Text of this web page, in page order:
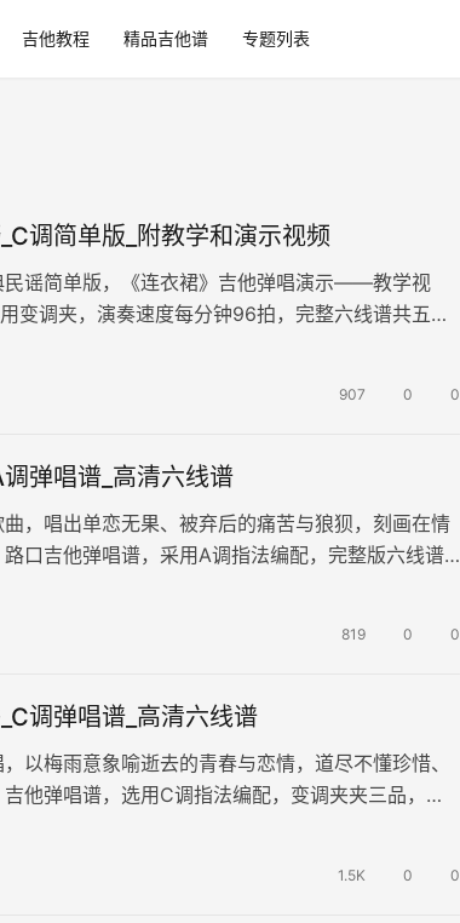
吉他教程 精品吉他谱 专题列表
调简单版_附教学和演示视频
民谣简单版，《连衣裙》吉他弹唱演示——教学视
变调夹，演奏速度每分钟96拍，完整六线谱共五张
907 0 0
弹唱谱_高清六线谱
，唱出单恋无果、被弃后的痛苦与狼狈，刻画在情
口吉他弹唱谱，采用A调指法编配，完整版六线谱
819 0 0
调弹唱谱_高清六线谱
以梅雨意象喻逝去的青春与恋情，道尽不懂珍惜、
他弹唱谱，选用C调指法编配，变调夹夹三品，共
1.5K 0 0